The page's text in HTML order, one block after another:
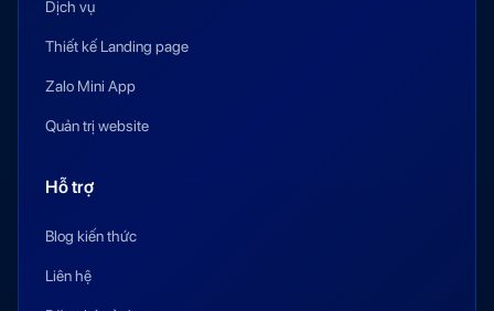
Dịch vụ
Thiết kế Landing page
Zalo Mini App
Quản trị website
Hỗ trợ
Blog kiến thức
Liên hệ